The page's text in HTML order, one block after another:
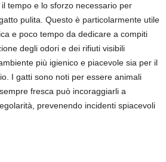
tempo e lo sforzo necessario per
pulita. Questo è particolarmente utile
e poco tempo da dedicare a compiti
degli odori e dei rifiuti visibili
più igienico e piacevole sia per il
I gatti sono noti per essere animali
fresca può incoraggiarli a
prevenendo incidenti spiacevoli